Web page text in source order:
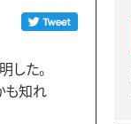
した。
も知れ